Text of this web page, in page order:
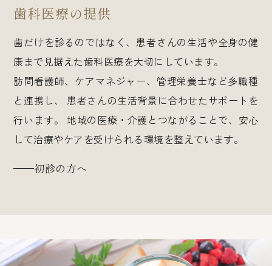
歯科医療の提供
歯だけを診るのではなく、患者さんの生活や全身の健
康まで見据えた歯科医療を大切にしています。
訪問看護師、ケアマネジャー、管理栄養士など多職種
と連携し、
患者さんの生活背景に合わせたサポートを
行います。
地域の医療・介護とつながることで、安心
して治療やケアを受けられる環境を整えています。
初診の方へ